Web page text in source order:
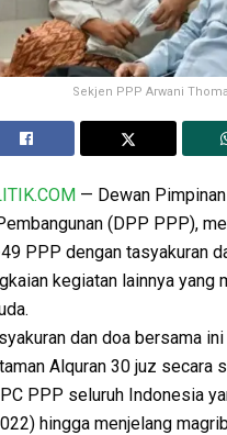
Sekjen PPP Arwani
— Dewan
(DPP PPP),
PPP dengan tasyakuran
kegiatan lainnya yang
dan doa bersama
Alquran 30 juz secara
PPP seluruh Indonesia
hingga menjelang